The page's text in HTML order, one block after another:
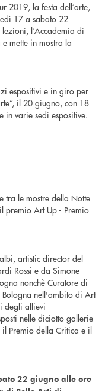
2019, la festa dell’arte,
17 a sabato 22
l’Accademia di
mette in mostra la
espositivi e in giro per
il 20 giugno, con 18
in varie sedi espositive.
tra le mostre della Notte
premio Art Up - Premio
artistic director del
Rossi e da Simone
nonchè Curatore di
Bologna nell'ambito di Art
degli allievi
nelle diciotto gallerie
Premio della Critica e il
22 giugno alle ore